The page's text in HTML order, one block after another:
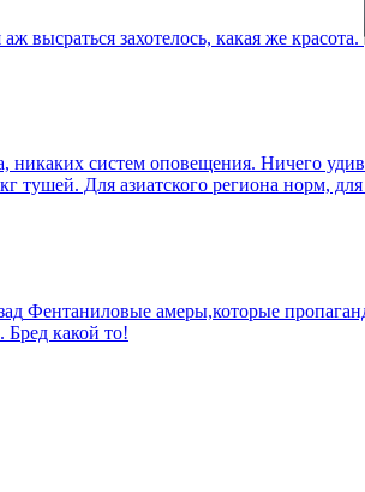
высраться захотелось, какая же красота.
никаких систем оповещения. Ничего
Для азиатского региона норм,
Фентаниловые амеры,которые
Бред какой то!